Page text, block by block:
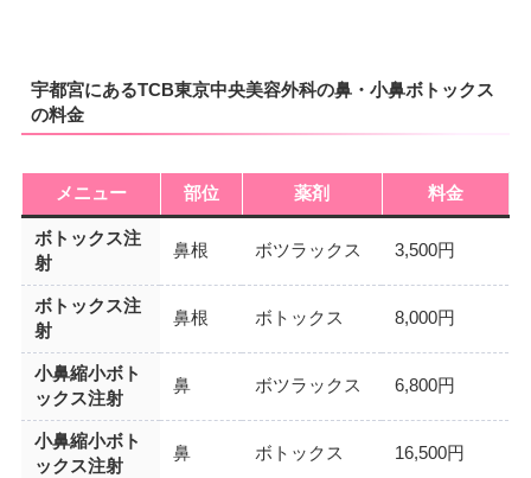
宇都宮にあるTCB東京中央美容外科の鼻・小鼻ボトックス
の料金
メニュー 部位 薬剤 料金
ボトックス注
射
鼻根 ボツラックス 3,500円
ボトックス注
射
鼻根 ボトックス 8,000円
小鼻縮小ボト
ックス注射
鼻 ボツラックス 6,800円
小鼻縮小ボト
ックス注射
鼻 ボトックス 16,500円